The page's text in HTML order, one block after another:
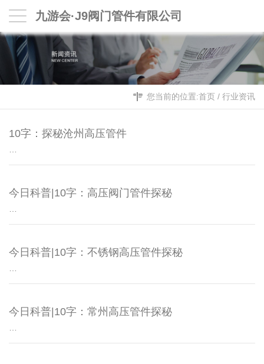
九游会·J9阀门管件有限公司
您当前的位置:首页 / 行业资讯
10字：探秘沧州高压管件
今日科普|10字：高压阀门管件探秘
今日科普|10字：不锈钢高压管件探秘
今日科普|10字：常州高压管件探秘